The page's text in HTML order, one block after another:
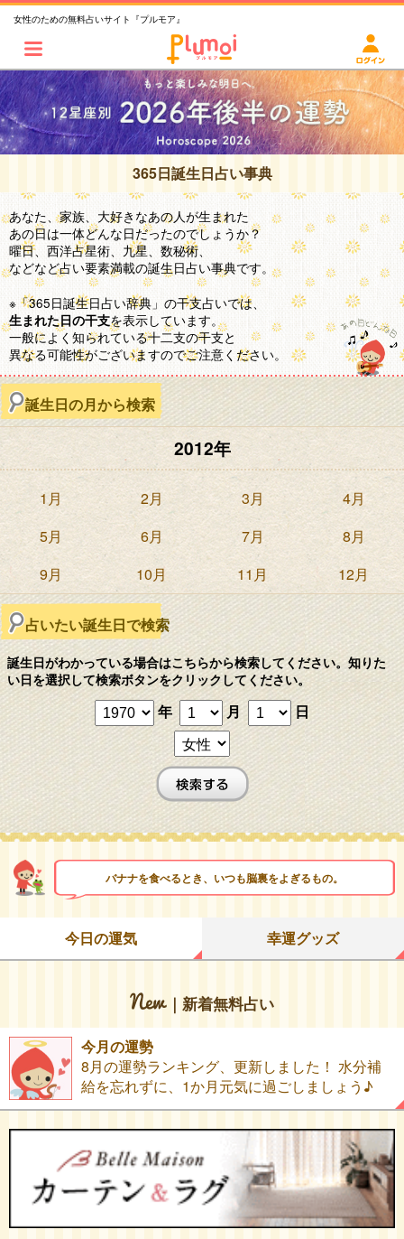
女性のための無料占いサイト『プルモア』
365日誕生日占い事典
あなた、家族、大好きなあの人が生まれた
あの日は一体どんな日だったのでしょうか？
曜日、西洋占星術、九星、数秘術、
などなど占い要素満載の誕生日占い事典です。
※「365日誕生日占い辞典」の干支占いでは、
生まれた日の干支を表示しています。
一般によく知られている十二支の干支と
異なる可能性がございますのでご注意ください。
誕生日の月から検索
2012年
1月 2月 3月
4月
5月
6月 7月
8月
9月
10月 11月 12月
占いたい誕生日で検索
誕生日がわかっている場合はこちらから検索してください。知りた
い日を選択して検索ボタンをクリックしてください。
年 月 日
バナナを食べるとき、いつも脳裏をよぎるもの。
今日の運気 幸運グッズ
｜新着無料占い
今月の運勢
8月の運勢ランキング、更新しました！ 水分補
給を忘れずに、1か月元気に過ごしましょう♪